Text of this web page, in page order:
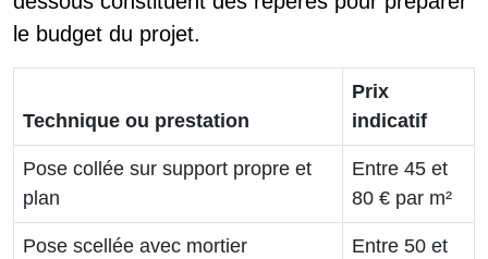
le budget du projet.
Technique ou prestation
Prix
indicatif
Pose collée sur support propre et
plan
Entre 45 et
80 € par m²
Pose scellée avec mortier
Entre 50 et